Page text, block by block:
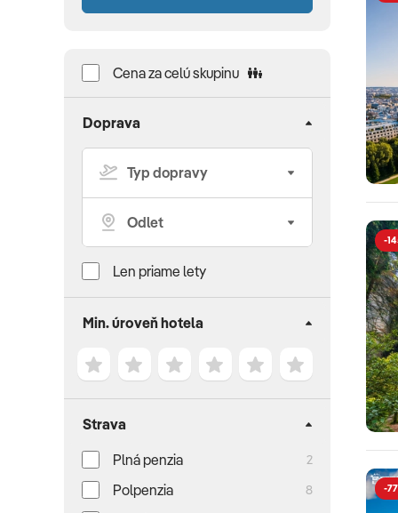
-
-
Cena za celú skupinu
Doprava
Len priame lety
Min. úroveň hotela
Strava
Plná penzia
2
Polpenzia 8